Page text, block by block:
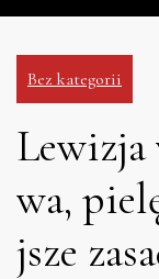
Bez kategorii
Lewizja
wa,
jsze